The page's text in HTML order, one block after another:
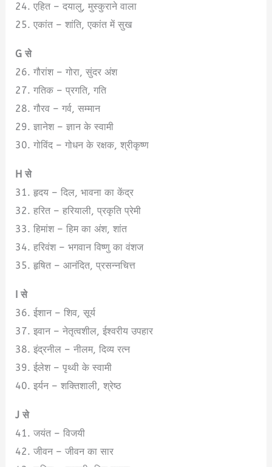
24. एहित – दयालु, मुस्कुराने वाला
25. एकांत – शांति, एकांत में सुख
G से
26. गौरांश – गोरा, सुंदर अंश
27. गत‍िक – प्रगति, गति
28. गौरव – गर्व, सम्मान
29. ज्ञानेश – ज्ञान के स्वामी
30. गोविंद – गोधन के रक्षक, श्रीकृष्ण
H से
31. हृदय – दिल, भावना का केंद्र
32. हरित – हरियाली, प्रकृति प्रेमी
33. हिमांश – हिम का अंश, शांत
34. हरिवंश – भगवान विष्णु का वंशज
35. हृषित – आनंदित, प्रसन्नचित्त
I से
36. ईशान – शिव, सूर्य
37. इवान – नेतृत्वशील, ईश्वरीय उपहार
38. इंद्रनील – नीलम, दिव्य रत्न
39. ईलेश – पृथ्वी के स्वामी
40. इर्यन – शक्तिशाली, श्रेष्ठ
J से
41. जयंत – विजयी
42. जीवन – जीवन का सार